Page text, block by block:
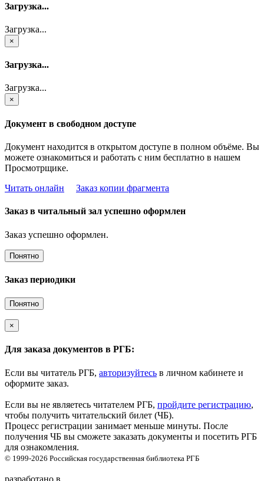
Загрузка...
Загрузка...
×
Загрузка...
Загрузка...
×
Документ в свободном доступе
Документ находится в открытом доступе в полном объёме. Вы
можете ознакомиться и работать с ним бесплатно в нашем
Просмотрщике.
Читать онлайн
Заказ копии фрагмента
Заказ в читальный зал успешно оформлен
Заказ успешно оформлен.
Понятно
Заказ периодики
Понятно
×
Для заказа документов в РГБ:
Если вы читатель РГБ, авторизуйтесь в личном кабинете и
оформите заказ.
Если вы не являетесь читателем РГБ, пройдите регистрацию,
чтобы получить читательский билет (ЧБ).
Процесс регистрации занимает меньше минуты. После
получения ЧБ вы сможете заказать документы и посетить РГБ
для ознакомления.
© 1999-2026 Российская государственная библиотека РГБ
разработано в